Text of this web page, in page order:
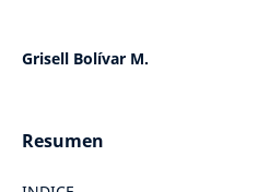
Grisell Bolívar M.
Resumen